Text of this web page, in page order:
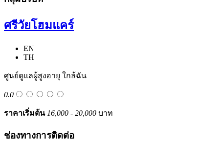
ศรีวัยโฮมแคร์
EN
TH
ศูนย์ดูแลผู้สูงอายุ ใกล้ฉัน
0.0
ราคาเริ่มต้น 16,000 - 20,000 บาท
ช่องทางการติดต่อ